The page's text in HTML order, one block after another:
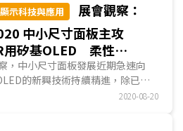
顯示科技與應用
展會觀察：
中小尺寸面板主攻
用矽基OLED 柔性
面板亦持續進化
的新興技術持續精進，除已導
板外，亦向適合擴增/虛擬實境
2020-08-20